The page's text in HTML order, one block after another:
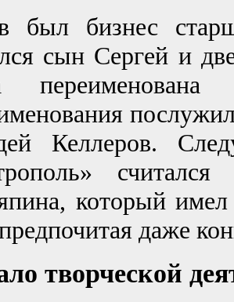
был бизнес
сын Сергей и
Келлеров.
который имел
даже
творческой